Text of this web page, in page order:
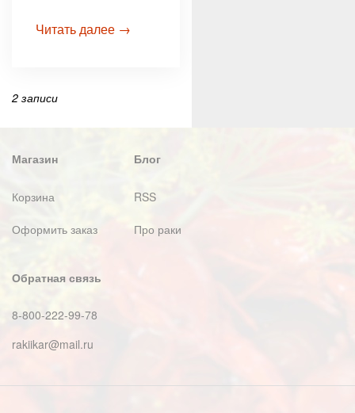
Читать далее →
2 записи
Магазин
Корзина
Оформить заказ
Блог
RSS
Про раки
Обратная связь
8-800-222-99-78
rakiikar@mail.ru